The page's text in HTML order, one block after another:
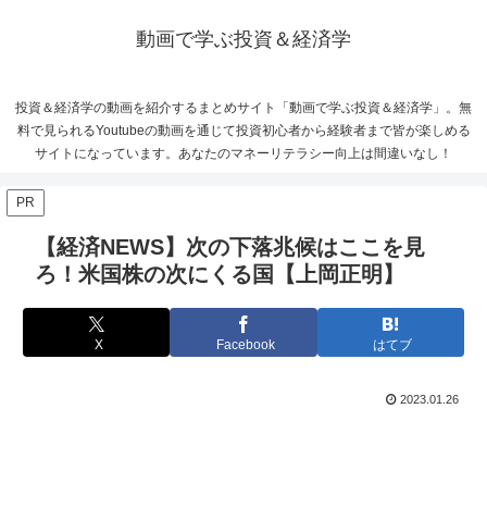
動画で学ぶ投資＆経済学
投資＆経済学の動画を紹介するまとめサイト「動画で学ぶ投資＆経済学」。無
料で見られるYoutubeの動画を通じて投資初心者から経験者まで皆が楽しめる
サイトになっています。あなたのマネーリテラシー向上は間違いなし！
PR
【経済NEWS】次の下落兆候はここを見
ろ！米国株の次にくる国【上岡正明】
X Facebook はてブ
2023.01.26